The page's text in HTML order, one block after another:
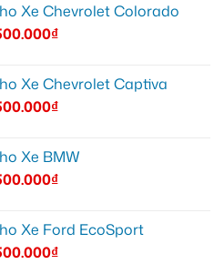
Xe Chevrolet Colorado
₫
Xe Chevrolet Captiva
₫
Xe BMW
₫
Xe Ford EcoSport
₫